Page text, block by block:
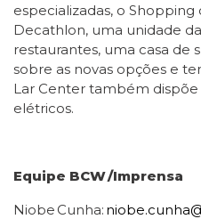
especializadas, o
Decathlon, uma unidade
restaurantes, uma casa de
sobre as novas opções e
Lar Center também dispõe
elétricos.
Equipe BCW /Imprensa
Niobe Cunha: